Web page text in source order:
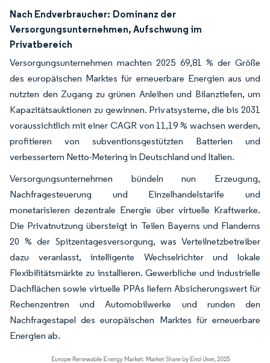
Nach Endverbraucher: Dominanz der
Versorgungsunternehmen, Aufschwung im
Privatbereich
Versorgungsunternehmen machten 2025 69,81 % der Größe
des europäischen Marktes für erneuerbare Energien aus und
nutzten den Zugang zu grünen Anleihen und Bilanztiefen, um
Kapazitätsauktionen zu gewinnen. Privatsysteme, die bis 2031
voraussichtlich mit einer CAGR von 11,19 % wachsen werden,
profitieren von subventionsgestützten Batterien und
verbessertem Netto-Metering in Deutschland und Italien.
Versorgungsunternehmen bündeln nun Erzeugung,
Nachfragesteuerung und Einzelhandelstarife und
monetarisieren dezentrale Energie über virtuelle Kraftwerke.
Die Privatnutzung übersteigt in Teilen Bayerns und Flanderns
20 % der Spitzentagesversorgung, was Verteilnetzbetreiber
dazu veranlasst, intelligente Wechselrichter und lokale
Flexibilitätsmärkte zu installieren. Gewerbliche und industrielle
Dachflächen sowie virtuelle PPAs liefern Absicherungswert für
Rechenzentren und Automobilwerke und runden den
Nachfragestapel des europäischen Marktes für erneuerbare
Energien ab.